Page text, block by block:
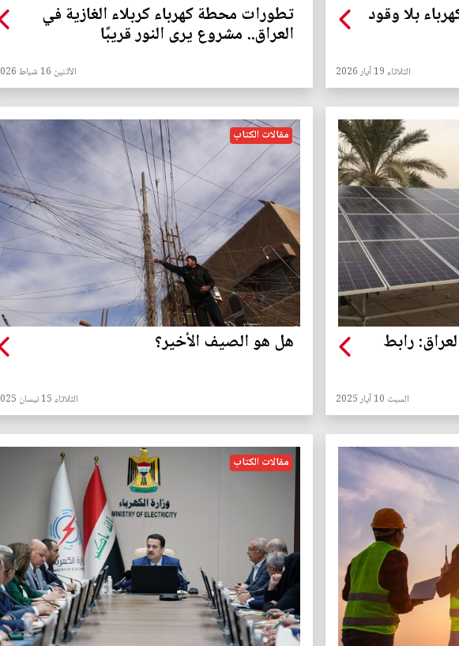
بلا وقود
الثلاثاء 19 آيار 2026
تطورات محطة كهرباء كربلاء الغازية في
العراق.. مشروع يرى النور قريبًا
الأثنين 16 شباط 2026
رابط
السبت 10 آيار 2025
مقالات الكتاب
هل هو الصيف الأخير؟
الثلاثاء 15 نيسان 2025
مقالات الكتاب